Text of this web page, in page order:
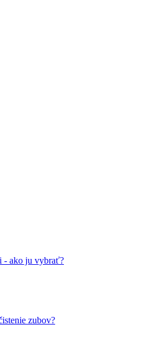
- ako ju vybrať?
zubov?